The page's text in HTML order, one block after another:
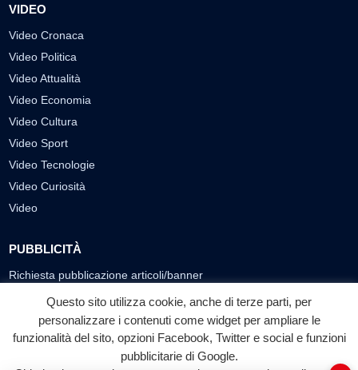
VIDEO
Video Cronaca
Video Politica
Video Attualità
Video Economia
Video Cultura
Video Sport
Video Tecnologie
Video Curiosità
Video
PUBBLICITÀ
Richiesta pubblicazione articoli/banner
SEGUICI SUI SOCIAL
f
Facebook
◎ ▶
YouTube
Questo sito utilizza cookie, anche di terze parti, per
personalizzare i contenuti come widget per ampliare le
funzionalità del sito, opzioni Facebook, Twitter e social e funzioni
pubblicitarie di Google.